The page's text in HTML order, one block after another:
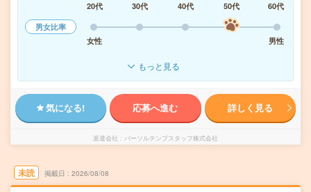
20代
30代 40代 50代
60代
男女比率
女性
男性
もっと見る
気になる! 応募へ進む 詳しく見る
派遣会社 パーソルテンプスタッフ株式会社
未読 掲載日 2026/08/08